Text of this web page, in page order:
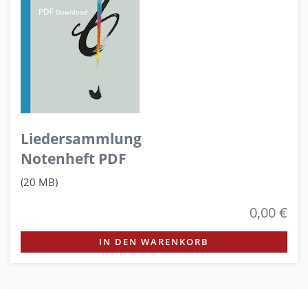
Liedersammlung
Notenheft PDF
(20 MB)
0,00 €
IN DEN WARENKORB